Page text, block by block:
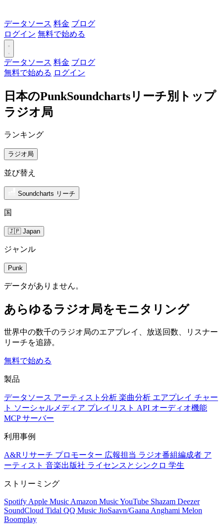
データソース 料金 ブログ
ログイン 無料で始める
データソース 料金 ブログ
無料で始める ログイン
日本のPunkSoundchartsリーチ別トップ
ラジオ局
ランキング
ラジオ局
並び替え
Soundcharts リーチ
国
🇯🇵 Japan
ジャンル
Punk
データがありません。
あらゆるラジオ局をモニタリング
世界中の数千のラジオ局のエアプレイ、放送回数、リスナー
リーチを追跡。
無料で始める
製品
データソース アーティスト分析 楽曲分析 エアプレイ チャー
ト ソーシャルメディア プレイリスト API オーディオ機能
MCP サーバー
利用事例
A&Rリサーチ プロモーター 広報担当 ラジオ番組編成者 ア
ーティスト 音楽出版社 ライセンスとシンクロ 学生
ストリーミング
Spotify Apple Music Amazon MusicYouTube Shazam Deezer
SoundCloud Tidal QQ Music JioSaavn/Gaana Anghami Melon
Boomplay